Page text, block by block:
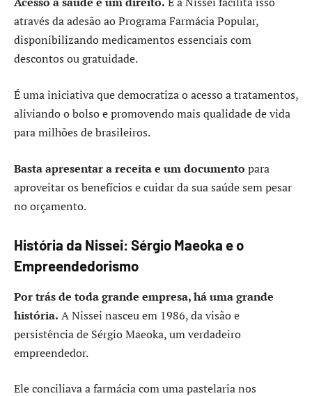
através da adesão ao Programa Farmácia Popular,
disponibilizando medicamentos essenciais com
descontos ou gratuidade.
É uma iniciativa que democratiza o acesso a tratamentos,
aliviando o bolso e promovendo mais qualidade de vida
para milhões de brasileiros.
Basta apresentar a receita e um documento para
aproveitar os benefícios e cuidar da sua saúde sem pesar
no orçamento.
História da Nissei: Sérgio Maeoka e o
Empreendedorismo
Por trás de toda grande empresa, há uma grande
história. A Nissei nasceu em 1986, da visão e
persistência de Sérgio Maeoka, um verdadeiro
empreendedor.
Ele conciliava a farmácia com uma pastelaria nos